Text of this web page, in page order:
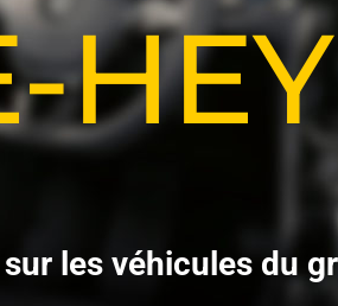
sur les véhicules du gr